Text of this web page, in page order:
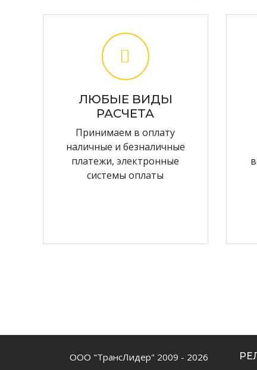
ЛЮБЫЕ ВИДЫ
РАСЧЕТА
Принимаем в оплату
наличные и безналичные
платежи, электронные
системы оплаты
ООО "ТрансЛидер" 2009 - 2026